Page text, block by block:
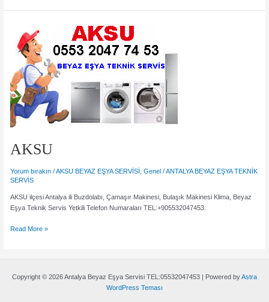
Eşya
Servisi
0553
204
53
AKSU
Yorum bırakın /AKSU BEYAZ EŞYA SERVİSİ Genel/ANTALYA BEYAZ EŞYA TEKNİK
SERVİS
AKSU ilçesi Antalya ili Buzdolabı, Çamaşır Makinesi, Bulaşık Makinesi Klima, Beyaz
Eşya Teknik Servis Yetkili Telefon Numaraları TEL:+905532047453.
AKSU
Read More »
Copyright © 2026 Antalya Beyaz Eşya Servisi TEL:05532047453 | Powered byAstra
WordPress Teması